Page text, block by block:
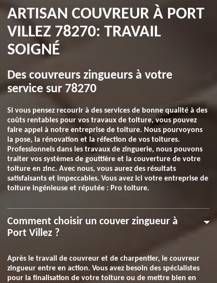
ARTISAN COUVREUR À PORT
VILLEZ 78270: TRAVAIL
SOIGNÉ
Des couvreurs zingueurs à votre
service sur 78270
Si vous pensez recourir à des services de bonne qualité à des
coûts rentables pour vos travaux de toiture, vous pouvez
faire appel à notre entreprise de toiture. Nous pourvoyons
la pose, la rénovation et la réfection de vos toitures.
Professionnels dans les travaux de zinguerie, nous pouvons
traiter vos systèmes de gouttière et la couverture de votre
toiture en zinc. Avec nous, vous aurez des résultats
satisfaisants et impeccables. Vous avez ici votre entreprise de
toiture ingénieuse et réputée : Pro toiture.
Comment choisir un couver zingueur à
Port Villez ?
Après le travail de couvreur et de charpentier, le couvreur
zingueur entre en action. Vous avez besoin des spécialistes
pour la finalisation de votre toiture ou de mettre bien en